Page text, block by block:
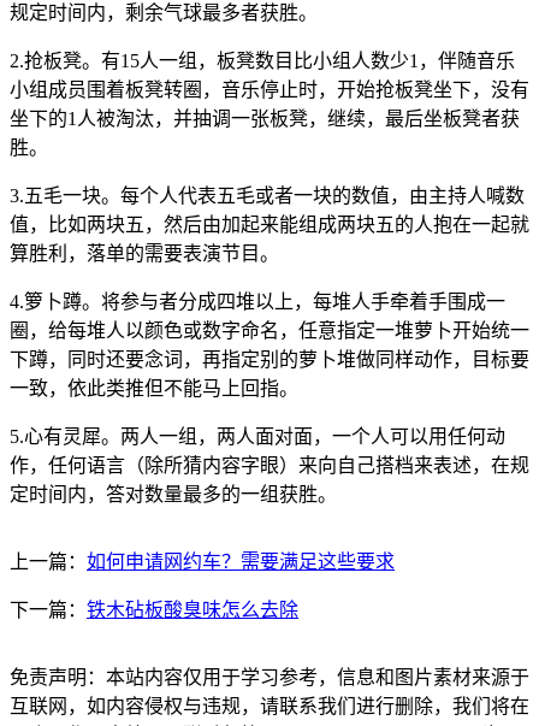
规定时间内，剩余气球最多者获胜。
2.抢板凳。有15人一组，板凳数目比小组人数少1，伴随音乐
小组成员围着板凳转圈，音乐停止时，开始抢板凳坐下，没有
坐下的1人被淘汰，并抽调一张板凳，继续，最后坐板凳者获
胜。
3.五毛一块。每个人代表五毛或者一块的数值，由主持人喊数
值，比如两块五，然后由加起来能组成两块五的人抱在一起就
算胜利，落单的需要表演节目。
4.箩卜蹲。将参与者分成四堆以上，每堆人手牵着手围成一
圈，给每堆人以颜色或数字命名，任意指定一堆萝卜开始统一
下蹲，同时还要念词，再指定别的萝卜堆做同样动作，目标要
一致，依此类推但不能马上回指。
5.心有灵犀。两人一组，两人面对面，一个人可以用任何动
作，任何语言（除所猜内容字眼）来向自己搭档来表述，在规
定时间内，答对数量最多的一组获胜。
上一篇： 如何申请网约车？需要满足这些要求
下一篇： 铁木砧板酸臭味怎么去除
免责声明：本站内容仅用于学习参考，信息和图片素材来源于
互联网，如内容侵权与违规，请联系我们进行删除，我们将在